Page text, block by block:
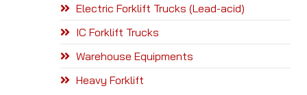
Electric Forklift Trucks (Lead-acid)
IC Forklift Trucks
Warehouse Equipments
Heavy Forklift